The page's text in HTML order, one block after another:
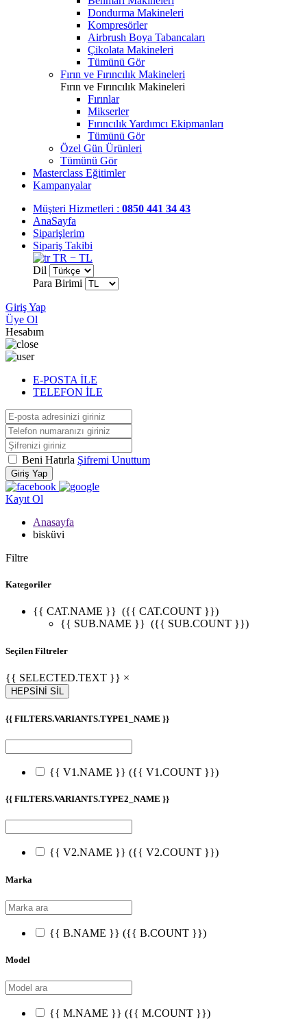
Dondurma Makineleri
Kompresörler
Airbrush Boya Tabancaları
Çikolata Makineleri
Tümünü Gör
Fırın ve Fırıncılık Makineleri
Fırın ve Fırıncılık Makineleri
Fırınlar
Mikserler
Fırıncılık Yardımcı Ekipmanları
Tümünü Gör
Özel Gün Ürünleri
Tümünü Gör
Masterclass Eğitimler
Kampanyalar
Müşteri Hizmetleri : 0850 441 34 43
AnaSayfa
Siparişlerim
Sipariş Takibi
TR − TL
Dil
Para Birimi
Giriş Yap
Üye Ol
Hesabım
E-POSTA İLE
TELEFON İLE
Beni Hatırla Şifremi Unuttum
Giriş Yap
Kayıt Ol
Anasayfa
bisküvi
Filtre
Kategoriler
{{ CAT.NAME }} ({{ CAT.COUNT }})
{{ SUB.NAME }} ({{ SUB.COUNT }})
Seçilen Filtreler
{{ SELECTED.TEXT }} ×
HEPSİNİ SİL
{{ FILTERS.VARIANTS.TYPE1_NAME }}
{{ V1.NAME }} ({{ V1.COUNT }})
{{ FILTERS.VARIANTS.TYPE2_NAME }}
{{ V2.NAME }} ({{ V2.COUNT }})
Marka
{{ B.NAME }} ({{ B.COUNT }})
Model
{{ M.NAME }} ({{ M.COUNT }})